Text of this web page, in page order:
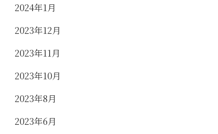
2024年1月
2023年12月
2023年11月
2023年10月
2023年8月
2023年6月